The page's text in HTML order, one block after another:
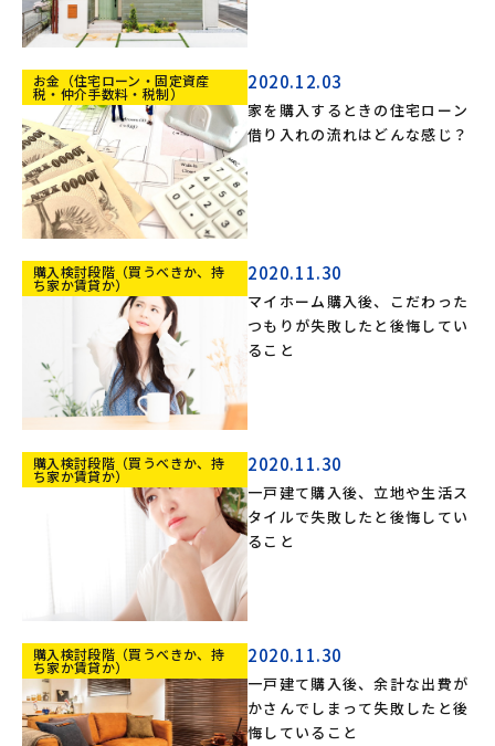
お金（住宅ローン・固定資産
税・仲介手数料・税制）
2020.12.03
家を購入するときの住宅ローン
借り入れの流れはどんな感じ？
購入検討段階（買うべきか、持
ち家か賃貸か）
2020.11.30
マイホーム購入後、こだわった
つもりが失敗したと後悔してい
ること
購入検討段階（買うべきか、持
ち家か賃貸か）
2020.11.30
一戸建て購入後、立地や生活ス
タイルで失敗したと後悔してい
ること
購入検討段階（買うべきか、持
ち家か賃貸か）
2020.11.30
一戸建て購入後、余計な出費が
かさんでしまって失敗したと後
悔していること